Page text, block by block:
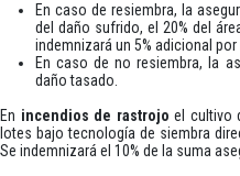
En caso de resiembra, la
del daño sufrido, el 20% del
indemnizará un 5% adicional por
En caso de no resiembra, la
daño tasado.
En incendios de rastrojo el cultivo
lotes bajo tecnología de siembra
Se indemnizará el 10% de la suma